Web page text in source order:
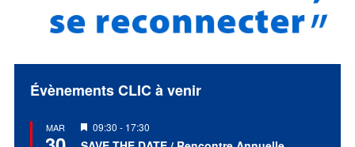
Évènements CLIC à venir
MAR
Mis
en
09:30 - 17:30